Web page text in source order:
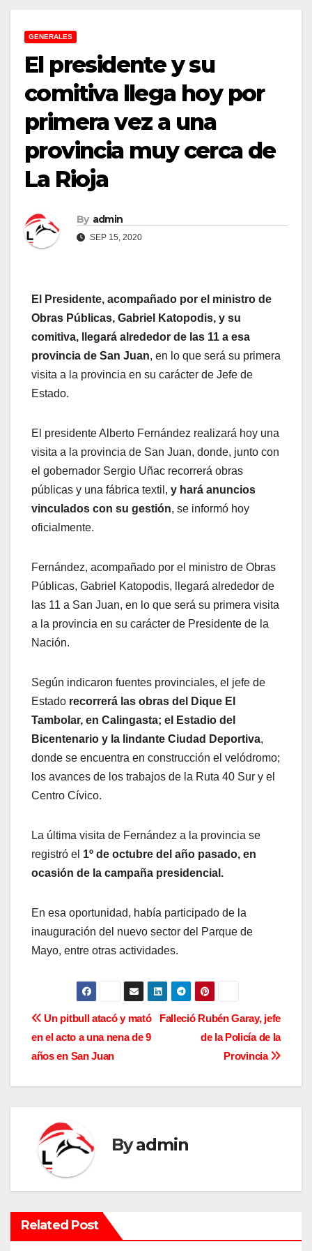
GENERALES
El presidente y su
comitiva llega hoy por
primera vez a una
provincia muy cerca de
La Rioja
By admin
SEP 15, 2020
El Presidente, acompañado por el ministro de
Obras Públicas, Gabriel Katopodis, y su
comitiva, llegará alrededor de las 11 a esa
provincia de San Juan, en lo que será su primera
visita a la provincia en su carácter de Jefe de
Estado.
El presidente Alberto Fernández realizará hoy una
visita a la provincia de San Juan, donde, junto con
el gobernador Sergio Uñac recorrerá obras
públicas y una fábrica textil, y hará anuncios
vinculados con su gestión, se informó hoy
oficialmente.
Fernández, acompañado por el ministro de Obras
Públicas, Gabriel Katopodis, llegará alrededor de
las 11 a San Juan, en lo que será su primera visita
a la provincia en su carácter de Presidente de la
Nación.
Según indicaron fuentes provinciales, el jefe de
Estado recorrerá las obras del Dique El
Tambolar, en Calingasta; el Estadio del
Bicentenario y la lindante Ciudad Deportiva,
donde se encuentra en construcción el velódromo;
los avances de los trabajos de la Ruta 40 Sur y el
Centro Cívico.
La última visita de Fernández a la provincia se
registró el 1º de octubre del año pasado, en
ocasión de la campaña presidencial.
En esa oportunidad, había participado de la
inauguración del nuevo sector del Parque de
Mayo, entre otras actividades.
N
a
v
g
a
c
i
Falleció Rubén Garay, jefe
de la Policía de la
Provincia
Un pitbull atacó y mató
en el acto a una nena de 9
años en San Juan
Byadmin
Related Post